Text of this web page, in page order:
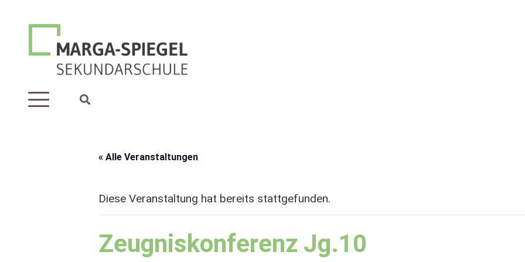
« Alle Veranstaltungen
Diese Veranstaltung hat bereits stattgefunden.
Zeugniskonferenz Jg.10